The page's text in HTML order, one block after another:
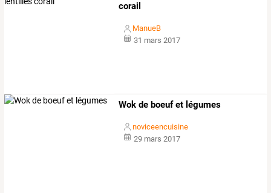
corail
ManueB
31 mars 2017
Wok de boeuf et légumes
noviceencuisine
29 mars 2017